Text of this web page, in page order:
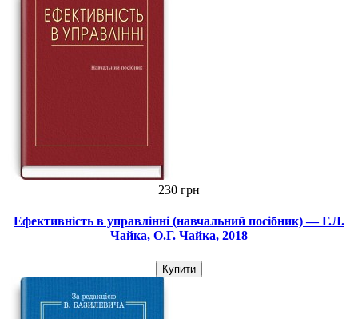
230 грн
Ефективність в управлінні (навчальний посібник) — Г.Л.
Чайка, О.Г. Чайка, 2018
Купити